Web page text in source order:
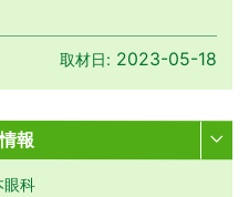
取材日: 2023-05-18
報
眼科